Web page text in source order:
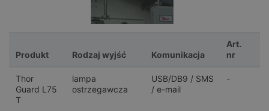
Produkt Rodzaj wyjść Komunikacja
Art.
nr
Thor
Guard L75
T
lampa
ostrzegawcza
USB/DB9 / SMS
/ e-mail
-